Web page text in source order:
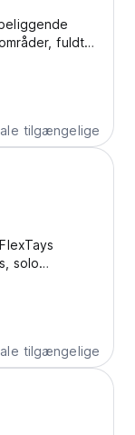
fuldt
tilgængelige
solo
tilgængelige